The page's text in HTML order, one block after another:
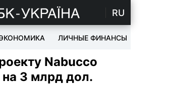
RU
ЛИЧНЫЕ ФИНАНСЫ
Nabucco
на 3 млрд дол.